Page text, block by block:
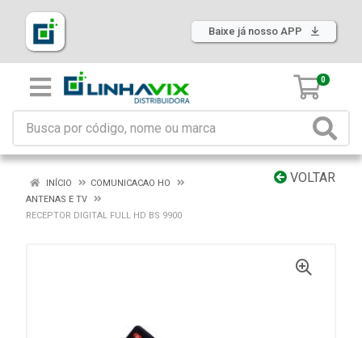
Baixe já nosso APP
0
VOLTAR
INÍCIO
COMUNICACAO HO
ANTENAS E TV
RECEPTOR DIGITAL FULL HD BS 9900